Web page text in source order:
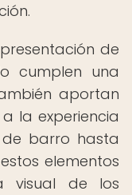
de
cumplen una
aportan
la experiencia
barro hasta
elementos
visual de los